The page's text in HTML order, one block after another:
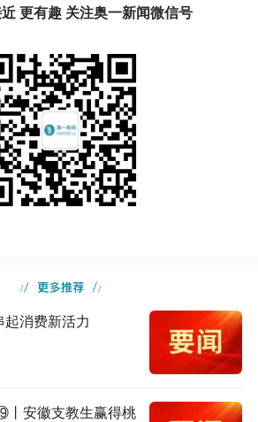
更有趣 关注奥一新闻微信号
起消费新活力
安徽支教生赢得桃